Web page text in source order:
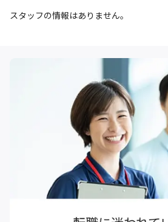
スタッフの情報はありません。